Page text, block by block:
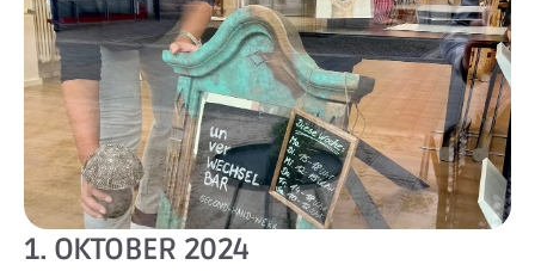
1. OKTOBER 2024